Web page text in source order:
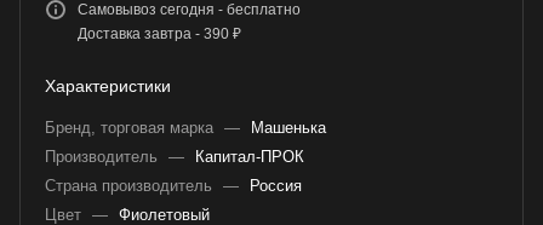
Самовывоз сегодня - бесплатно
Доставка завтра - 390 ₽
Характеристики
Бренд, торговая марка —
Машенька
Производитель
—
Капитал-ПРОК
Страна производитель
—
Россия
Цвет — Фиолетовый